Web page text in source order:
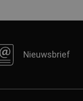
Nieuwsbrief